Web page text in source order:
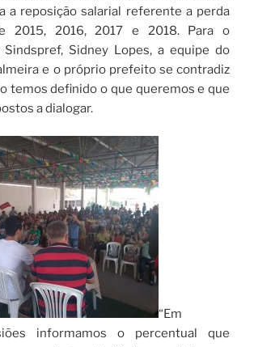
a reposição salarial referente a perda
2015, 2016, 2017 e 2018. Para o
Sidney Lopes, a equipe do
e o próprio prefeito se contradiz
temos definido o que queremos e que
a dialogar.
“Em
informamos o percentual que